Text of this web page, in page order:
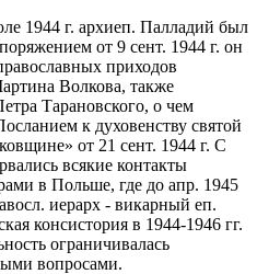
1944 г. архиеп. Палладий был
от 9 сент. 1944 г. он
приходов
Волкова, также
Тарановского, о чем
к духовенству святой
от 21 сент. 1944 г. С
всякие контакты
в Польше, где до апр. 1945
иерарх - викарный еп.
консистория в 1944-1946 гг.
ограничивалась
вопросами.